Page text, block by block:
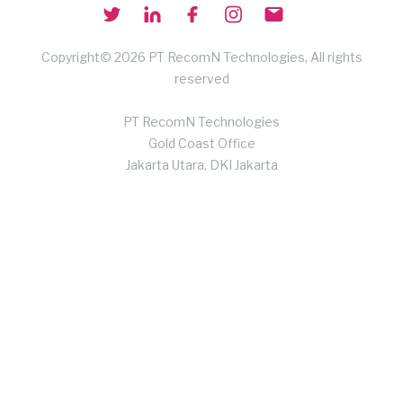
Copyright© 2026 PT RecomN Technologies, All rights
reserved
PT RecomN Technologies
Gold Coast Office
Jakarta Utara, DKI Jakarta